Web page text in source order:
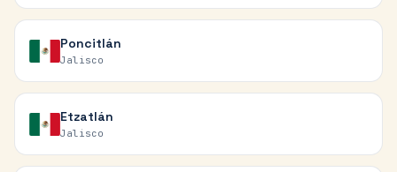
Poncitlán
Jalisco
Etzatlán
Jalisco